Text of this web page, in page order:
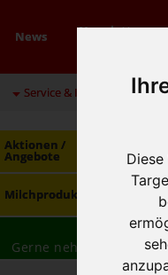
News Newsletter
Service & Infos 01
Aktionen /
Angebote
Milchprodukte
Wir
Gerne nehmen wir Ihre